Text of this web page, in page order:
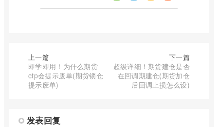
上一篇
即学即用！为什么期货
ctp会提示废单(期货锁仓
提示废单)
下一篇
超级详细！期货建仓是否
在回调期建仓(期货加仓
后回调止损怎么设)
发表回复